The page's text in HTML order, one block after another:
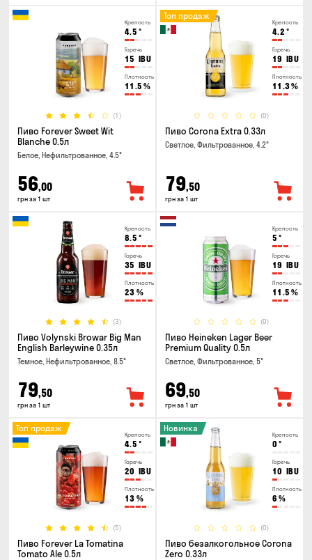
Крепость
4.5 °
Горечь
15 IBU
Плотность
11.5 %
(1)
Пиво Forever Sweet Wit
Blanche 0.5л
Белое, Нефильтрованное, 4.5°
56,00
грн за 1 шт
Крепость
4.2 °
Горечь
19 IBU
Плотность
11.3%
(0)
Топ продаж
Пиво Corona Extra 0.33л
Светлое, Фильтрованное, 4.2°
79,50
грн за 1 шт
Крепость
8.5 °
Горечь
35 IBU
Плотность
23 %
(3)
Пиво Volynski Browar Big Man
English Barleywine 0.35л
Темное, Нефильтрованное, 8.5°
79,50
грн за 1 шт
Крепость
5 °
Горечь
19 IBU
Плотность
11.5 %
(0)
Пиво Heineken Lager Beer
Premium Quality 0.5л
Светлое, Фильтрованное, 5°
69,50
грн за 1 шт
Крепость
4.5 °
Горечь
20 IBU
Плотность
13 %
(5)
Топ продаж
Пиво Forever La Tomatina
Tomato Ale 0.5л
Крепость
0 °
Горечь
10 IBU
Плотность
6 %
(0)
Новинка
Пиво безалкогольное Corona
Zero 0.33л